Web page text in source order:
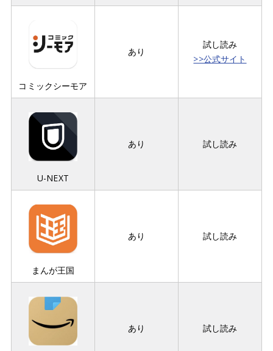
コミックシーモア
あり
試し読み
>>公式サイト
U-NEXT
あり 試し読み
まんが王国
あり 試し読み
あり 試し読み